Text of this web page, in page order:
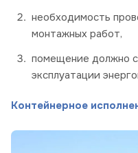
необходимость
монтажных работ,
помещение должно
эксплуатации
Контейнерное